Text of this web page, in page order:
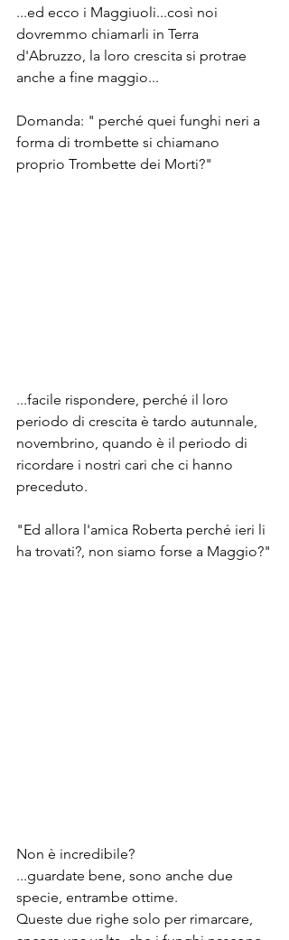
...ed ecco i Maggiuoli...così noi
dovremmo chiamarli in Terra
d'Abruzzo, la loro crescita si protrae
anche a fine maggio...
Domanda: " perché quei funghi neri a
forma di trombette si chiamano
proprio Trombette dei Morti?"
...facile rispondere, perché il loro
periodo di crescita è tardo autunnale,
novembrino, quando è il periodo di
ricordare i nostri cari che ci hanno
preceduto.
"Ed allora l'amica Roberta perché ieri li
ha trovati?, non siamo forse a Maggio?"
Non è incredibile?
...guardate bene, sono anche due
specie, entrambe ottime.
Queste due righe solo per rimarcare,